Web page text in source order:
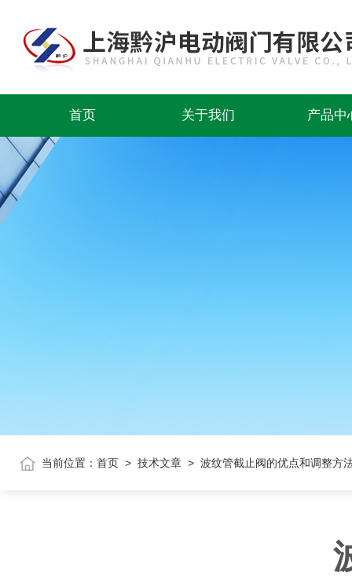
首页 关于我们 产品中
当前位置： 首页 > 技术文章 > 波纹管截止阀的优点和调整方